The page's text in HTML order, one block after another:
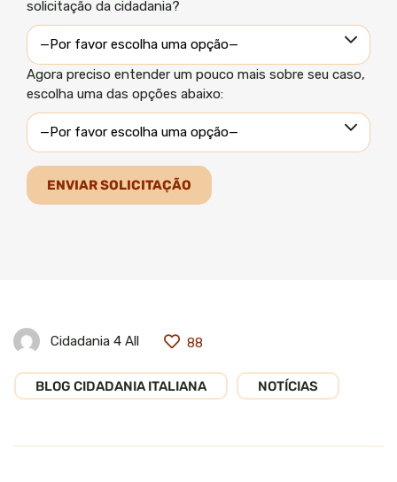
solicitação da cidadania?
Agora preciso entender um pouco mais sobre seu caso,
escolha uma das opções abaixo:
Cidadania 4 All 88
BLOG CIDADANIA ITALIANA NOTÍCIAS